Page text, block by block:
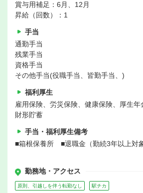
賞与用補足：6月、12月
昇給（回数）：1
手当
通勤手当
残業手当
資格手当
その他手当(役職手当、皆勤手当、)
福利厚生
雇用保険、労災保険、健康保険、厚生年
財形貯蓄
手当・福利厚生備考
■箱根保養所 ■退職金（勤続3年以上対象
勤務地・アクセス
原則、引越しを伴う転勤なし 駅チカ